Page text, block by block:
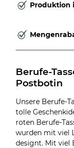
Produktion
Berufe-
Postbotin
Unsere Berufe-
tolle
roten Berufe-
wurden mit viel
designt. Mit viel